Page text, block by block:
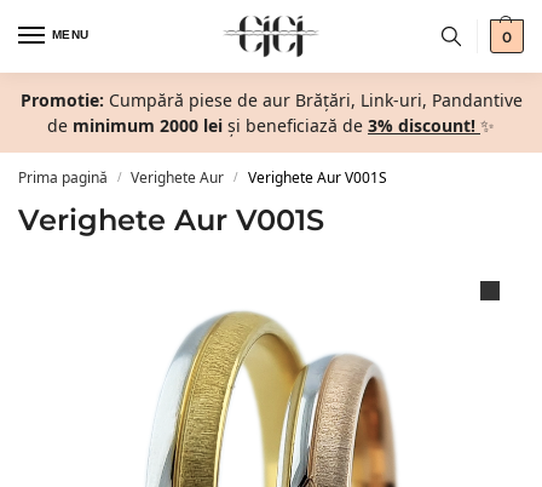
MENU 0
Promotie: Cumpără piese de aur Brățări, Link-uri, Pandantive
de minimum 2000 lei și beneficiază de 3% discount! ✨
Prima pagină / Verighete Aur / Verighete Aur V001S
Verighete Aur V001S